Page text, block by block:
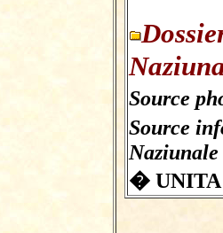
Source
Source
Naziunale
�